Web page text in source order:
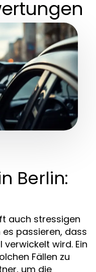
Berlin:
auch stressigen
passieren, dass
wird. Ein
Fällen zu
um die